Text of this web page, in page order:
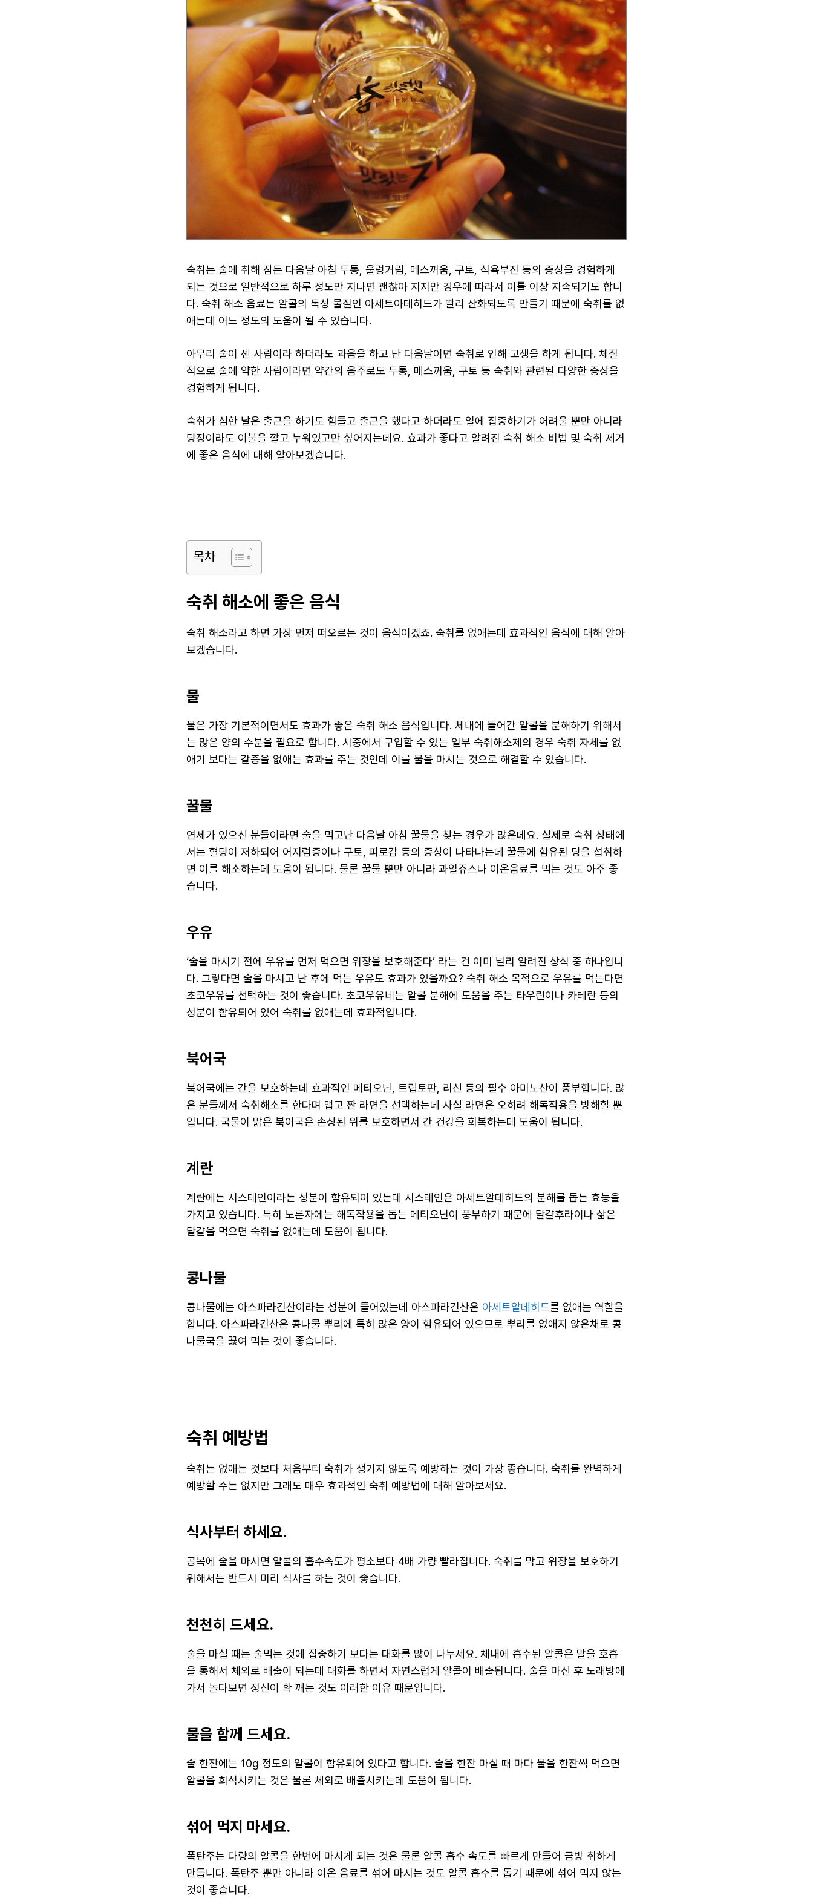
숙취는 술에 취해 잠든 다음날 아침 두통, 울렁거림, 메스꺼움, 구토, 식욕부진 등의 증상을 경험하게
되는 것으로 일반적으로 하루 정도만 지나면 괜찮아 지지만 경우에 따라서 이틀 이상 지속되기도 합니
다. 숙취 해소 음료는 알콜의 독성 물질인 아세트아데히드가 빨리 산화되도록 만들기 때문에 숙취를 없
애는데 어느 정도의 도움이 될 수 있습니다.
아무리 술이 센 사람이라 하더라도 과음을 하고 난 다음날이면 숙취로 인해 고생을 하게 됩니다. 체질
적으로 술에 약한 사람이라면 약간의 음주로도 두통, 메스꺼움, 구토 등 숙취와 관련된 다양한 증상을
경험하게 됩니다.
숙취가 심한 날은 출근을 하기도 힘들고 출근을 했다고 하더라도 일에 집중하기가 어려울 뿐만 아니라
당장이라도 이불을 깔고 누워있고만 싶어지는데요. 효과가 좋다고 알려진 숙취 해소 비법 및 숙취 제거
에 좋은 음식에 대해 알아보겠습니다.
목차
숙취 해소에 좋은 음식
숙취 해소라고 하면 가장 먼저 떠오르는 것이 음식이겠죠. 숙취를 없애는데 효과적인 음식에 대해 알아
보겠습니다.
물
물은 가장 기본적이면서도 효과가 좋은 숙취 해소 음식입니다. 체내에 들어간 알콜을 분해하기 위해서
는 많은 양의 수분을 필요로 합니다. 시중에서 구입할 수 있는 일부 숙취해소제의 경우 숙취 자체를 없
애기 보다는 갈증을 없애는 효과를 주는 것인데 이를 물을 마시는 것으로 해결할 수 있습니다.
꿀물
연세가 있으신 분들이라면 술을 먹고난 다음날 아침 꿀물을 찾는 경우가 많은데요. 실제로 숙취 상태에
서는 혈당이 저하되어 어지럼증이나 구토, 피로감 등의 증상이 나타나는데 꿀물에 함유된 당을 섭취하
면 이를 해소하는데 도움이 됩니다. 물론 꿀물 뿐만 아니라 과일쥬스나 이온음료를 먹는 것도 아주 좋
습니다.
우유
‘술을 마시기 전에 우유를 먼저 먹으면 위장을 보호해준다’ 라는 건 이미 널리 알려진 상식 중 하나입니
다. 그렇다면 술을 마시고 난 후에 먹는 우유도 효과가 있을까요? 숙취 해소 목적으로 우유를 먹는다면
초코우유를 선택하는 것이 좋습니다. 초코우유네는 알콜 분해에 도움을 주는 타우린이나 카테란 등의
성분이 함유되어 있어 숙취를 없애는데 효과적입니다.
북어국
북어국에는 간을 보호하는데 효과적인 메티오닌, 트립토판, 리신 등의 필수 아미노산이 풍부합니다. 많
은 분들께서 숙취해소를 한다며 맵고 짠 라면을 선택하는데 사실 라면은 오히려 해독작용을 방해할 뿐
입니다. 국물이 맑은 북어국은 손상된 위를 보호하면서 간 건강을 회복하는데 도움이 됩니다.
계란
계란에는 시스테인이라는 성분이 함유되어 있는데 시스테인은 아세트알데히드의 분해를 돕는 효능을
가지고 있습니다. 특히 노른자에는 해독작용을 돕는 메티오닌이 풍부하기 때문에 달걀후라이나 삶은
달걀을 먹으면 숙취를 없애는데 도움이 됩니다.
콩나물
콩나물에는 아스파라긴산이라는 성분이 들어있는데 아스파라긴산은 아세트알데히드를 없애는 역할을
합니다. 아스파라긴산은 콩나물 뿌리에 특히 많은 양이 함유되어 있으므로 뿌리를 없애지 않은채로 콩
나물국을 끓여 먹는 것이 좋습니다.
숙취 예방법
숙취는 없애는 것보다 처음부터 숙취가 생기지 않도록 예방하는 것이 가장 좋습니다. 숙취를 완벽하게
예방할 수는 없지만 그래도 매우 효과적인 숙취 예방법에 대해 알아보세요.
식사부터 하세요.
공복에 술을 마시면 알콜의 흡수속도가 평소보다 4배 가량 빨라집니다. 숙취를 막고 위장을 보호하기
위해서는 반드시 미리 식사를 하는 것이 좋습니다.
천천히 드세요.
술을 마실 때는 술먹는 것에 집중하기 보다는 대화를 많이 나누세요. 체내에 흡수된 알콜은 말을 호흡
을 통해서 체외로 배출이 되는데 대화를 하면서 자연스럽게 알콜이 배출됩니다. 술을 마신 후 노래방에
가서 놀다보면 정신이 확 깨는 것도 이러한 이유 때문입니다.
물을 함께 드세요.
술 한잔에는 10g 정도의 알콜이 함유되어 있다고 합니다. 술을 한잔 마실 때 마다 물을 한잔씩 먹으면
알콜을 희석시키는 것은 물론 체외로 배출시키는데 도움이 됩니다.
섞어 먹지 마세요.
폭탄주는 다량의 알콜을 한번에 마시게 되는 것은 물론 알콜 흡수 속도를 빠르게 만들어 금방 취하게
만듭니다. 폭탄주 뿐만 아니라 이온 음료를 섞어 마시는 것도 알콜 흡수를 돕기 때문에 섞어 먹지 않는
것이 좋습니다.